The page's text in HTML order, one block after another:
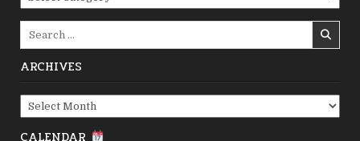
ARCHIVES
Archives
CALENDAR